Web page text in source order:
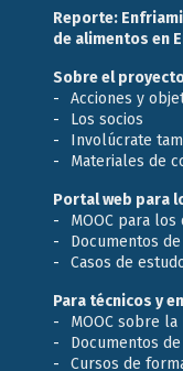
Reporte:
de alimentos en
Sobre el
Acciones y
Los socios
Involúcrate
Materiales de
Portal web para
MOOC para
Documentos
Casos de
Para técnicos y
MOOC sobre la
Documentos
Cursos de